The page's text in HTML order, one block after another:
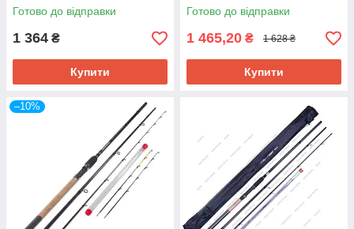
Готово до відправки
1 364 ₴
Купити
Готово до відправки
1 465,20 ₴ 1 628 ₴
Купити
–10%